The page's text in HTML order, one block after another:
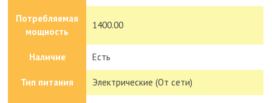
Потребляемая
мощность
1400.00
Наличие Есть
Тип питания Электрические (От сети)